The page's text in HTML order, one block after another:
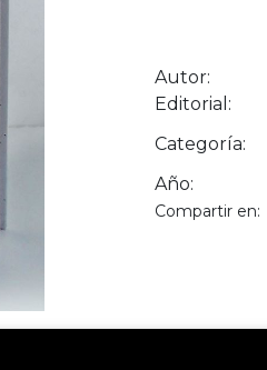
Autor:
Editorial:
Categoría:
Año:
Compartir en: